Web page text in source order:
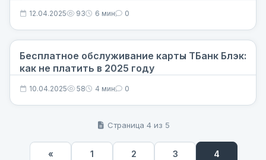
12.04.2025 93 6 мин 0
Бесплатное обслуживание карты ТБанк Блэк:
как не платить в 2025 году
10.04.2025 58 4 мин 0
Страница 4 из 5
« 1 2 3 4